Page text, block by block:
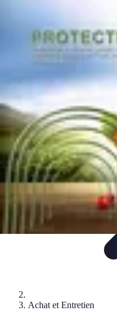
d'AchatComparatifs
Pièces Agricoles
Achat et Entretien